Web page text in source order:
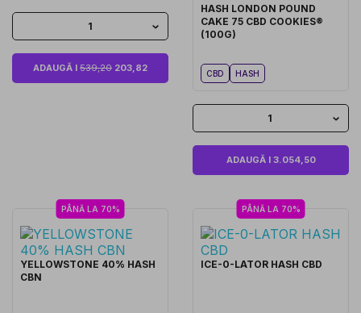
1
ADAUGĂ I 539,20 203,82
HASH LONDON POUND
CAKE 75 CBD COOKIES®
(100G)
CBD HASH
1
ADAUGĂ I 3.054,50
PÂNĂ LA 70%
YELLOWSTONE 40% HASH
CBN
PÂNĂ LA 70%
ICE-0-LATOR HASH CBD